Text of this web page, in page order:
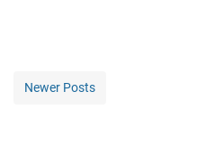
Newer Posts